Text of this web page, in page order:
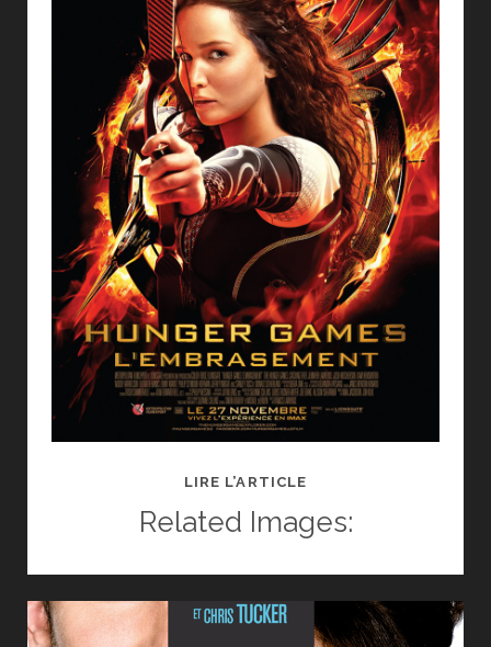
LIRE L’ARTICLE[CINÉ]
:
L’EMBRASEMENT
Related Images: